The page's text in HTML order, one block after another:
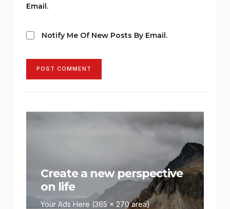
Email.
Notify Me Of New Posts By Email.
POST COMMENT
Create a new perspective
on life
Your Ads Here (365 x 270 area)